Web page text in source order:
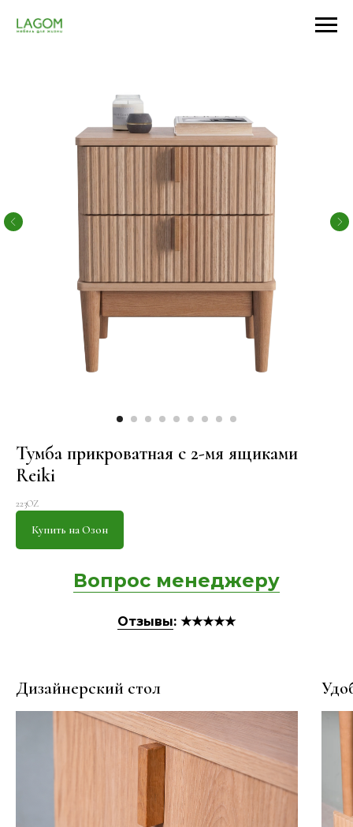
Тумба прикроватная с 2-мя ящиками Reiki
Тумба прикроватная с 2-мя ящиками
Reiki
223OZ
Купить на Озон
Вопрос менеджеру
Отзывы: ★★★★★
Дизайнерский стол